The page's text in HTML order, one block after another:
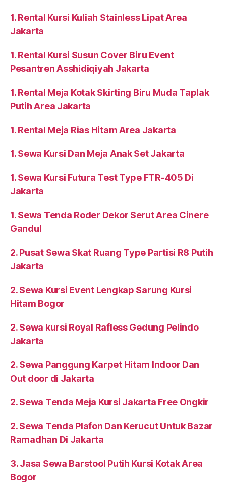
1. Rental Kursi Kuliah Stainless Lipat Area
Jakarta
1. Rental Kursi Susun Cover Biru Event
Pesantren Asshidiqiyah Jakarta
1. Rental Meja Kotak Skirting Biru Muda Taplak
Putih Area Jakarta
1. Rental Meja Rias Hitam Area Jakarta
1. Sewa Kursi Dan Meja Anak Set Jakarta
1. Sewa Kursi Futura Test Type FTR-405 Di
Jakarta
1. Sewa Tenda Roder Dekor Serut Area Cinere
Gandul
2. Pusat Sewa Skat Ruang Type Partisi R8 Putih
Jakarta
2. Sewa Kursi Event Lengkap Sarung Kursi
Hitam Bogor
2. Sewa kursi Royal Rafless Gedung Pelindo
Jakarta
2. Sewa Panggung Karpet Hitam Indoor Dan
Out door di Jakarta
2. Sewa Tenda Meja Kursi Jakarta Free Ongkir
2. Sewa Tenda Plafon Dan Kerucut Untuk Bazar
Ramadhan Di Jakarta
3. Jasa Sewa Barstool Putih Kursi Kotak Area
Bogor